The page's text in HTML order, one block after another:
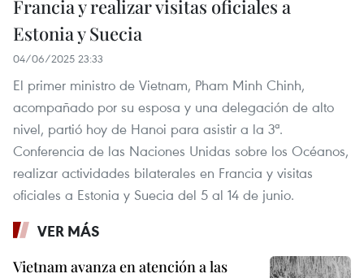
Francia y realizar visitas oficiales a
Estonia y Suecia
04/06/2025 23:33
El primer ministro de Vietnam, Pham Minh Chinh,
acompañado por su esposa y una delegación de alto
nivel, partió hoy de Hanoi para asistir a la 3ª.
Conferencia de las Naciones Unidas sobre los Océanos,
realizar actividades bilaterales en Francia y visitas
oficiales a Estonia y Suecia del 5 al 14 de junio.
VER MÁS
Vietnam avanza en atención a las